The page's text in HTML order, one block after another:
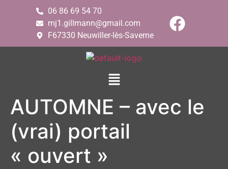
06 86 69 54 70
mj1.gillmann@gmail.com
F67330 Neuwiller-lès-Saverne
AUTOMNE – avec le
(vrai) portail
« ouvert »